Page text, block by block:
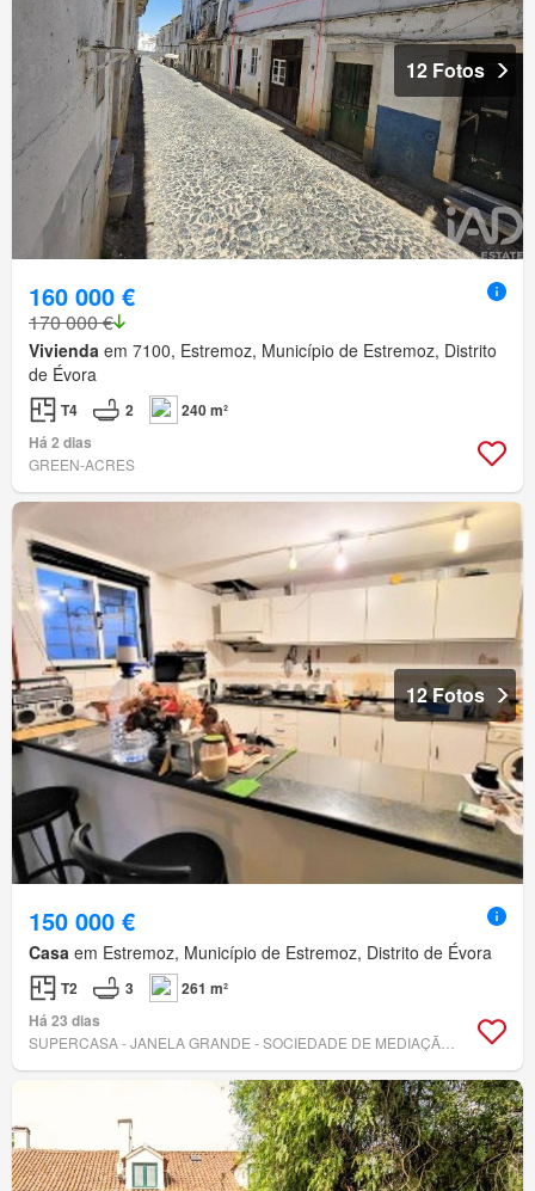
12 Fotos
160 000 €
170 000 €
Vivienda em 7100, Estremoz, Município de Estremoz, Distrito
de Évora
T4 2
240 m²
Há 2 dias
GREEN-ACRES
12 Fotos
150 000 €
Casa em Estremoz, Município de Estremoz, Distrito de Évora
T2 3
261 m²
Há 23 dias